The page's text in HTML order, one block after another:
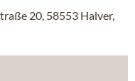
20, 58553 Halver,